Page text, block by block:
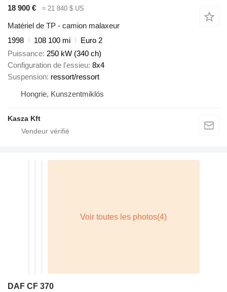
18 900 €
≈ 21 840 $ US
Matériel de TP - camion malaxeur
1998
108 100 mi
Euro 2
Puissance 250 kW (340 ch)
Configuration de l'essieu 8x4
Suspension ressort/ressort
Hongrie, Kunszentmiklós
Kasza Kft
DAF CF 370